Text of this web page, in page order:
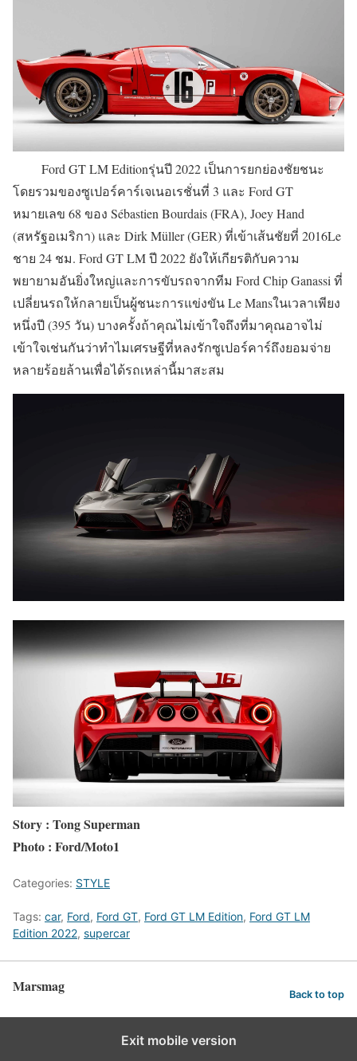
Ford GT LM Editionรุ่นปี 2022 เป็นการยกย่องชัยชนะ
โดยรวมของซูเปอร์คาร์เจเนอเรชั่นที่ 3 และ Ford GT
หมายเลข 68 ของ Sébastien Bourdais (FRA), Joey Hand
(สหรัฐอเมริกา) และ Dirk Müller (GER) ที่เข้าเส้นชัยที่ 2016Le
ชาย 24 ชม. Ford GT LM ปี 2022 ยังให้เกียรติกับความ
พยายามอันยิ่งใหญ่และการขับรถจากทีม Ford Chip Ganassi ที่
เปลี่ยนรถให้กลายเป็นผู้ชนะการแข่งขัน Le Mansในเวลาเพียง
หนึ่งปี (395 วัน) บางครั้งถ้าคุณไม่เข้าใจถึงที่มาคุณอาจไม่
เข้าใจเช่นกันว่าทำไมเศรษฐีที่หลงรักซูเปอร์คาร์ถึงยอมจ่าย
หลายร้อยล้านเพื่อได้รถเหล่านี้มาสะสม
Story : Tong Superman
Photo : Ford/Moto1
Categories: STYLE
Tags: car, Ford, Ford GT, Ford GT LM Edition, Ford GT LM
Edition 2022, supercar
Marsmag Back to top
Exit mobile version